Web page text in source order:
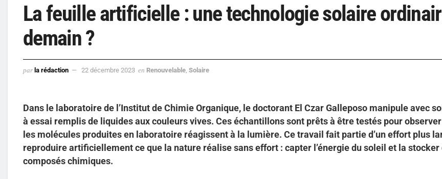
La feuille artificielle : une technologie solaire
demain ?
par la rédaction 22 décembre 2023 en Renouvelable Solaire
Dans le laboratoire de l’Institut de Chimie Organique, le doctorant El Czar Galleposo manipule avec
à essai remplis de liquides aux couleurs vives. Ces échantillons sont prêts à être testés pour
les molécules produites en laboratoire réagissent à la lumière. Ce travail fait partie d’un effort plus
reproduire artificiellement ce que la nature réalise sans effort : capter l’énergie du soleil et la stocker
composés chimiques.